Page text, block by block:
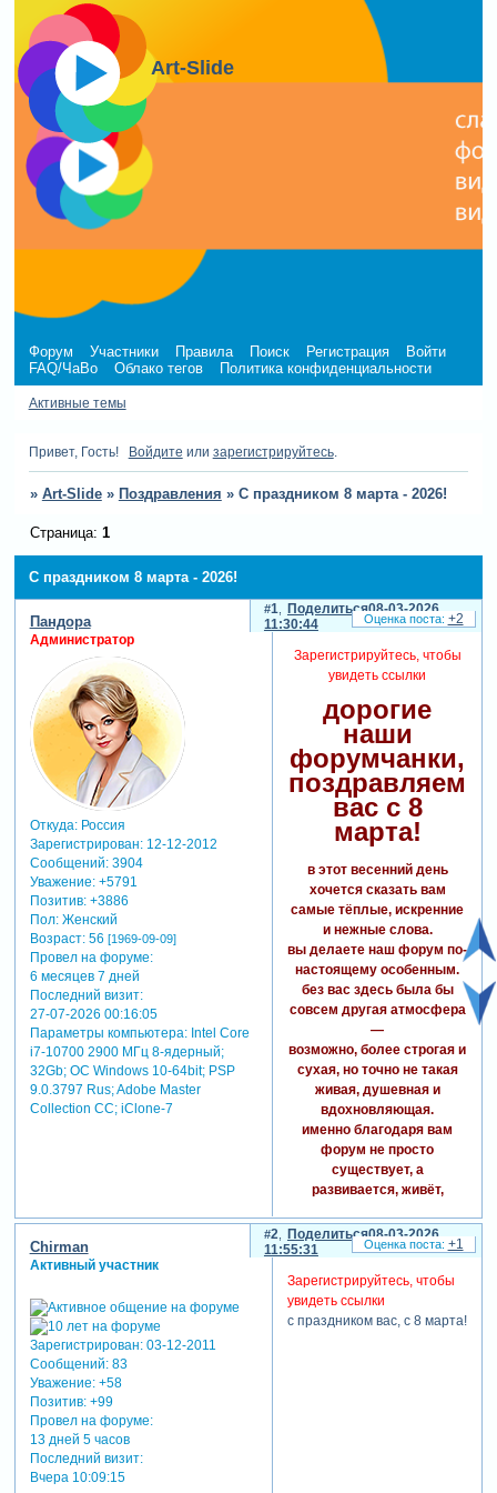
Art-Slide
Форум Участники Правила Поиск Регистрация
Войти
FAQ/ЧаВо
Облако тегов Политика конфиденциальности
Активные темы
Привет, Гость! Войдите или зарегистрируйтесь.
» Art-Slide » Поздравления » С праздником 8 марта - 2026!
С праздником 8 марта - 2026!
Страница: 1
Поделиться
1
08-03-2026
11:30:44
Пандора
Администратор
Откуда:Россия
Зарегистрирован: 12-12-2012
Сообщений:3904
Уважение: +5791
Позитив: +3886
Пол:Женский
Возраст:56 [1969-09-09]
Провел на форуме:
6 месяцев 7 дней
Последний визит:
27-07-2026 00:16:05
Параметры компьютера:Intel Core
i7-10700 2900 МГц 8-ядерный;
32Gb; ОС Windows 10-64bit; PSP
9.0.3797 Rus; Adobe Master
Collection СС; iClone-7
Зарегистрируйтесь, чтобы
увидеть ссылки
дорогие
наши
форумчанки,
поздравляем
вас с 8
марта!
в этот весенний день
хочется сказать вам
самые тёплые, искренние
и нежные слова.
вы делаете наш форум по-
настоящему особенным.
без вас здесь была бы
совсем другая атмосфера
—
возможно, более строгая и
сухая, но точно не такая
живая, душевная и
вдохновляющая.
именно благодаря вам
форум не просто
существует, а
развивается, живёт,
красотой, идеями и
добрым общением.
работы, поддержка,
внимание к деталям,
творческий взгляд и
+2
Поделиться
2
08-03-2026
11:55:31
Chirman
Активный участник
Зарегистрирован: 03-12-2011
Сообщений:83
Уважение: +58
Позитив: +99
Провел на форуме:
13 дней 5 часов
Последний визит:
Вчера 10:09:15
Зарегистрируйтесь, чтобы
увидеть ссылки
с праздником вас, с 8 марта!
+1